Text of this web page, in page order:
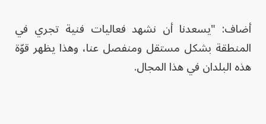
أضاف: "يسعدنا أن نشهد فعاليات فنية تجري في
المنطقة بشكل مستقل ومنفصل عنا، وهذا يظهر قوّة
هذه البلدان في هذا المجال.